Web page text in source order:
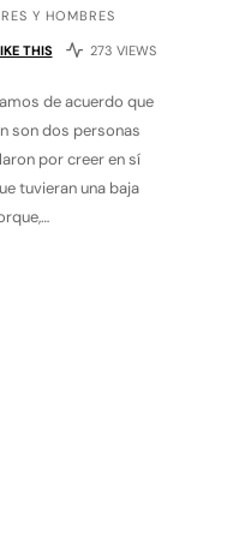
Y HOMBRES
THIS 273 VIEWS
de acuerdo que
son dos personas
por creer en sí
tuvieran una baja